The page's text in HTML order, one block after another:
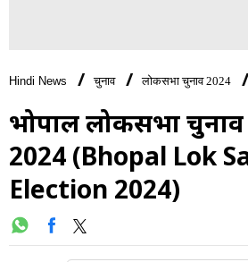
Hindi News चुनाव लोकसभा चुनाव 2024
भोपाल लोकसभा चुनाव
2024 (Bhopal Lok
Election 2024)